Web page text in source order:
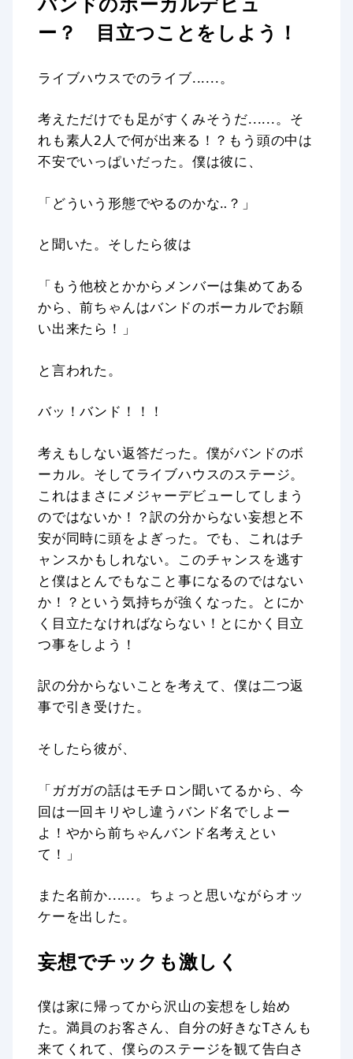
ー？ 目立つことをしよう！
ライブハウスでのライブ......。
考えただけでも足がすくみそうだ......。そ
れも素人2人で何が出来る！？もう頭の中は
不安でいっぱいだった。僕は彼に、
「どういう形態でやるのかな‥？」
と聞いた。そしたら彼は
「もう他校とかからメンバーは集めてある
から、前ちゃんはバンドのボーカルでお願
い出来たら！」
と言われた。
バッ！バンド！！！
考えもしない返答だった。僕がバンドのボ
ーカル。そしてライブハウスのステージ。
これはまさにメジャーデビューしてしまう
のではないか！？訳の分からない妄想と不
安が同時に頭をよぎった。でも、これはチ
ャンスかもしれない。このチャンスを逃す
と僕はとんでもなこと事になるのではない
か！？という気持ちが強くなった。とにか
く目立たなければならない！とにかく目立
つ事をしよう！
訳の分からないことを考えて、僕は二つ返
事で引き受けた。
そしたら彼が、
「ガガガの話はモチロン聞いてるから、今
回は一回キリやし違うバンド名でしよー
よ！やから前ちゃんバンド名考えとい
て！」
また名前か......。ちょっと思いながらオッ
ケーを出した。
妄想でチックも激しく
僕は家に帰ってから沢山の妄想をし始め
た。満員のお客さん、自分の好きなTさんも
来てくれて、僕らのステージを観て告白さ